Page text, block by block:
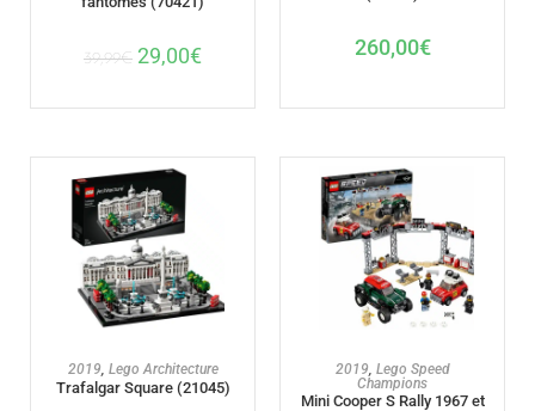
39,99€ 29,00€ 260,00€
AJOUTER AU PANIER
2019 Lego Architecture
Trafalgar Square (21045)
AJOUTER AU PANIER
2019 Lego Speed
Champions
Mini Cooper S Rally 1967 et